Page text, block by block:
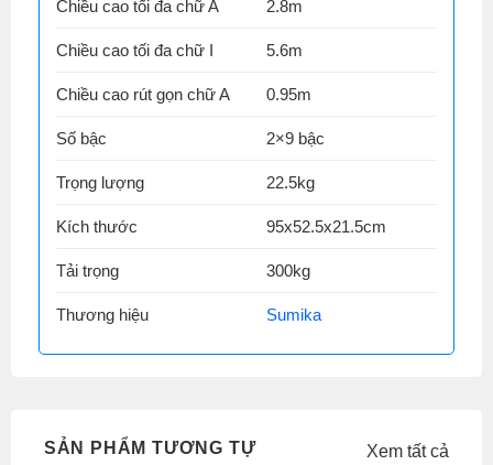
Chiều cao tối đa chữ A 2.8m
Chiều cao tối đa chữ I 5.6m
Chiều cao rút gọn chữ A 0.95m
Số bậc 2×9 bậc
Trọng lượng 22.5kg
Kích thước 95x52.5x21.5cm
Tải trọng 300kg
Thương hiệu Sumika
SẢN PHẨM TƯƠNG TỰ Xem tất cả